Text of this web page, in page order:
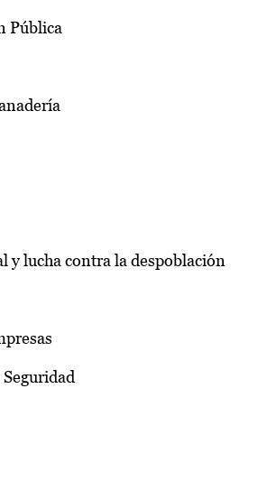
Pública
y lucha contra la despoblación